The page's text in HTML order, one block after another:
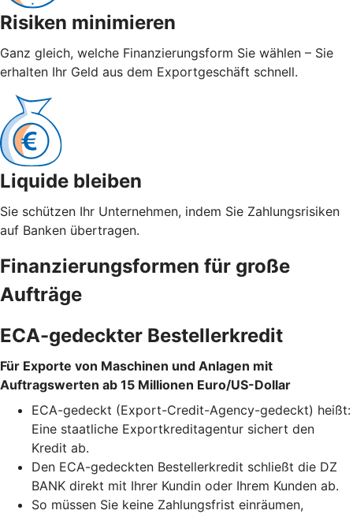
Risiken minimieren
Ganz gleich, welche Finanzierungsform Sie wählen – Sie
erhalten Ihr Geld aus dem Exportgeschäft schnell.
Liquide bleiben
Sie schützen Ihr Unternehmen, indem Sie Zahlungsrisiken
auf Banken übertragen.
Finanzierungsformen für große
Aufträge
ECA-gedeckter Bestellerkredit
Für Exporte von Maschinen und Anlagen mit
Auftragswerten ab 15 Millionen Euro/US-Dollar
ECA-gedeckt (Export-Credit-Agency-gedeckt) heißt:
Eine staatliche Exportkreditagentur sichert den
Kredit ab.
Den ECA-gedeckten Bestellerkredit schließt die DZ
BANK direkt mit Ihrer Kundin oder Ihrem Kunden ab.
So müssen Sie keine Zahlungsfrist einräumen,